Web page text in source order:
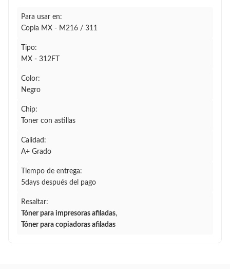
Para usar en:
Copia MX - M216 / 311
Tipo:
MX - 312FT
Color:
Negro
Chip:
Toner con astillas
Calidad:
A+ Grado
Tiempo de entrega:
5days después del pago
Resaltar:
Tóner para impresoras afiladas,
Tóner para copiadoras afiladas